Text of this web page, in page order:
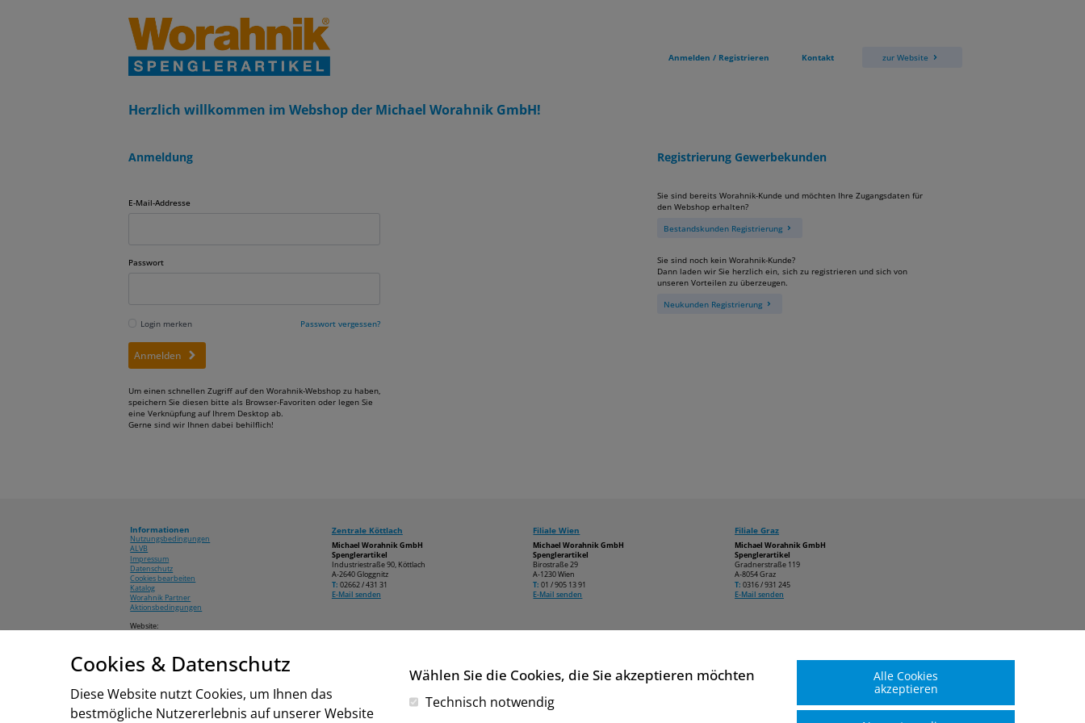
Anmelden / Registrieren Kontakt zur Website
Herzlich willkommen im Webshop der Michael Worahnik GmbH!
Anmeldung
E-Mail-Addresse
Passwort
Login merken Passwort vergessen?
Anmelden
Um einen schnellen Zugriff auf den Worahnik-Webshop zu haben,
speichern Sie diesen bitte als Browser-Favoriten oder legen Sie
eine Verknüpfung auf Ihrem Desktop ab.
Gerne sind wir Ihnen dabei behilflich!
Registrierung Gewerbekunden
Sie sind bereits Worahnik-Kunde und möchten Ihre Zugangsdaten für
den Webshop erhalten?
Bestandskunden Registrierung
Sie sind noch kein Worahnik-Kunde?
Dann laden wir Sie herzlich ein, sich zu registrieren und sich von
unseren Vorteilen zu überzeugen.
Neukunden Registrierung
Informationen
Nutzungsbedingungen
ALVB
Impressum
Datenschutz
Cookies bearbeiten
Katalog
Worahnik Partner
Aktionsbedingungen
Website:
Zentrale Köttlach
Michael Worahnik GmbH
Spenglerartikel
Industriestraße 90, Köttlach
A-2640 Gloggnitz
T: 02662 / 431 31
E-Mail senden
Filiale Wien
Michael Worahnik GmbH
Spenglerartikel
Birostraße 29
A-1230 Wien
T: 01 / 905 13 91
E-Mail senden
Filiale Graz
Michael Worahnik GmbH
Spenglerartikel
Gradnerstraße 119
A-8054 Graz
T: 0316 / 931 245
E-Mail senden
Cookies & Datenschutz
Diese Website nutzt Cookies, um Ihnen das
bestmögliche Nutzererlebnis auf unserer Website
Wählen Sie die Cookies, die Sie akzeptieren möchten
Technisch notwendig
Alle Cookies
akzeptieren